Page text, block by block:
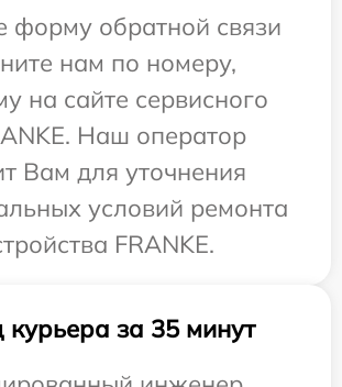
форму обратной связи
нам по номеру,
на сайте сервисного
Наш оператор
Вам для уточнения
условий ремонта
FRANKE.
курьера за 35 минут